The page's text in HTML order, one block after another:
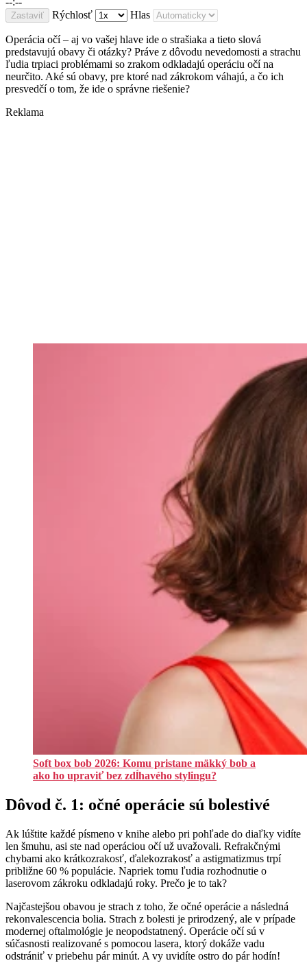
Zastaviť Rýchlosť Hlas
Operácia očí – aj vo vašej hlave ide o strašiaka a tieto slová
predstavujú obavy či otázky? Práve z dôvodu nevedomosti a strachu
ľudia trpiaci problémami so zrakom odkladajú operáciu očí na
neurčito. Aké sú obavy, pre ktoré nad zákrokom váhajú, a čo ich
presvedčí o tom, že ide o správne riešenie?
Reklama
Soft box bob 2026: Komu pristane mäkký bob a
ako ho upraviť bez zdĺhavého stylingu?
Dôvod č. 1: očné operácie sú bolestivé
Ak lúštite každé písmeno v knihe alebo pri pohľade do diaľky vidíte
len šmuhu, asi ste nad operáciou očí už uvažovali. Refrakčnými
chybami ako krátkozrakosť, ďalekozrakosť a astigmatizmus trpí
približne 60 % populácie. Napriek tomu ľudia rozhodnutie o
laserovom zákroku odkladajú roky. Prečo je to tak?
Najčastejšou obavou je strach z toho, že očné operácie a následná
rekonvalescencia bolia. Strach z bolesti je prirodzený, ale v prípade
modernej oftalmológie je neopodstatnený. Operácie očí sú v
súčasnosti realizované s pomocou lasera, ktorý dokáže vadu
odstrániť v priebehu pár minút. A vy uvidíte ostro do pár hodín!